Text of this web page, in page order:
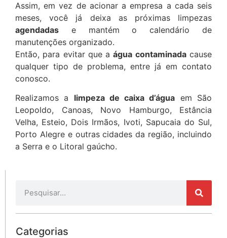
Assim, em vez de acionar a empresa a cada seis
meses, você já deixa as próximas limpezas
agendadas e mantém o calendário de
manutenções organizado.
Então, para evitar que aágua contaminadacause
qualquer tipo de problema, entre já em contato
conosco.
Realizamos a limpeza de caixa d’água em São
Leopoldo, Canoas, Novo Hamburgo, Estância
Velha, Esteio, Dois Irmãos, Ivoti, Sapucaia do Sul,
Porto Alegre e outras cidades da região, incluindo
a Serra e o Litoral gaúcho.
Categorias